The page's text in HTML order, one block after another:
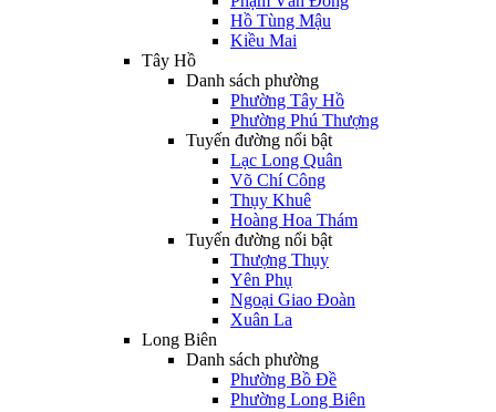
Hồ Tùng Mậu
Kiều Mai
Tây Hồ
Danh sách phường
Phường Tây Hồ
Phường Phú Thượng
Tuyến đường nổi bật
Lạc Long Quân
Võ Chí Công
Thụy Khuê
Hoàng Hoa Thám
Tuyến đường nổi bật
Thượng Thụy
Yên Phụ
Ngoại Giao Đoàn
Xuân La
Long Biên
Danh sách phường
Phường Bồ Đề
Phường Long Biên